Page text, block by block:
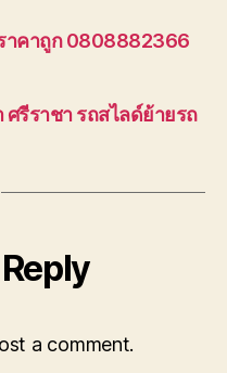
าคาถูก 0808882366
ศรีราชา รถสไลด์ย้ายรถ
a comment.